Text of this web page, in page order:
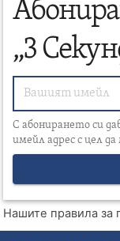
„3
С абонирането си
имейл адрес с цел
Нашите правила за